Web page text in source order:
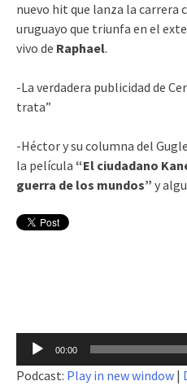
nuevo hit que lanza la carrera
uruguayo que triunfa en el
vivo de Raphael.
-La verdadera publicidad de
trata”
-Héctor y su columna del
la película “El ciudadano
guerra de los mundos” y
Reproductor
de
audio
00:00
Podcast: Play in new window |